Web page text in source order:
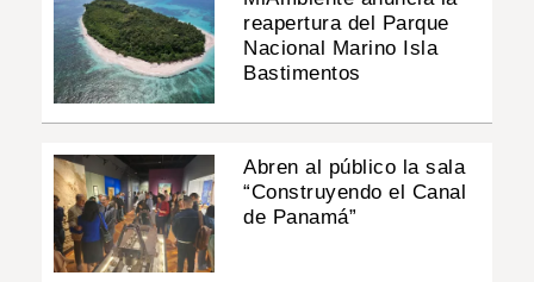
reapertura del Parque
Nacional Marino Isla
Bastimentos
Abren al público la sala
“Construyendo el Canal
de Panamá”